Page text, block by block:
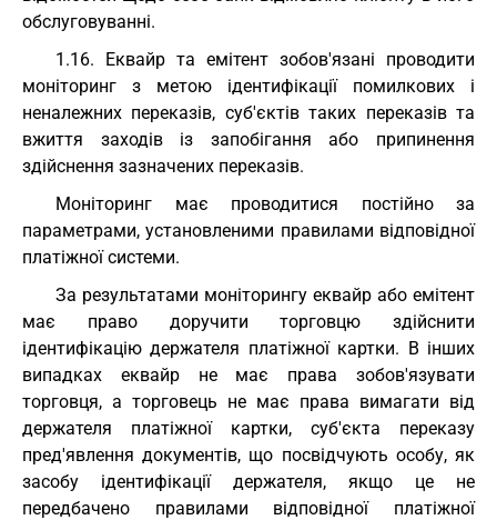
обслуговуванні.
1.16. Еквайр та емітент зобов'язані проводити
моніторинг з метою ідентифікації помилкових і
неналежних переказів, суб'єктів таких переказів та
вжиття заходів із запобігання або припинення
здійснення зазначених переказів.
Моніторинг має проводитися постійно за
параметрами, установленими правилами відповідної
платіжної системи.
За результатами моніторингу еквайр або емітент
має право доручити торговцю здійснити
ідентифікацію держателя платіжної картки. В інших
випадках еквайр не має права зобов'язувати
торговця, а торговець не має права вимагати від
держателя платіжної картки, суб'єкта переказу
пред'явлення документів, що посвідчують особу, як
засобу ідентифікації держателя, якщо це не
передбачено правилами відповідної платіжної